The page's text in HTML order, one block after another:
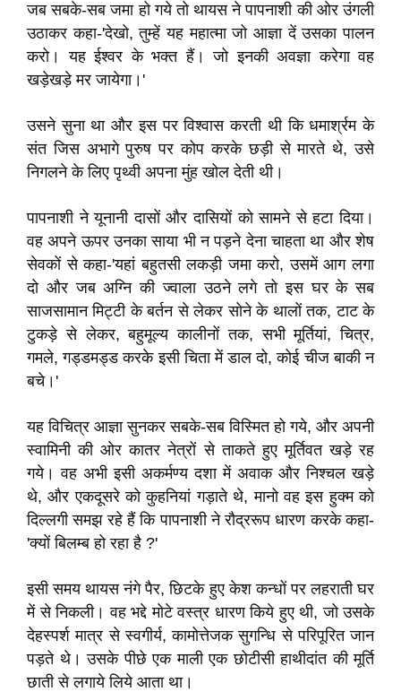
जब सबके-सब जमा हो गये तो थायस ने पापनाशी की ओर उंगली
उठाकर कहा-'देखो, तुम्हें यह महात्मा जो आज्ञा दें उसका पालन
करो। यह ईश्वर के भक्त हैं। जो इनकी अवज्ञा करेगा वह
खड़ेखड़े मर जायेगा।'
उसने सुना था और इस पर विश्वास करती थी कि धमार्श्रम के
संत जिस अभागे पुरुष पर कोप करके छड़ी से मारते थे, उसे
निगलने के लिए पृथ्वी अपना मुंह खोल देती थी।
पापनाशी ने यूनानी दासों और दासियों को सामने से हटा दिया।
वह अपने ऊपर उनका साया भी न पड़ने देना चाहता था और शेष
सेवकों से कहा-'यहां बहुतसी लकड़ी जमा करो, उसमें आग लगा
दो और जब अग्नि की ज्वाला उठने लगे तो इस घर के सब
साजसामान मिट्टी के बर्तन से लेकर सोने के थालों तक, टाट के
टुकड़े से लेकर, बहुमूल्य कालीनों तक, सभी मूर्तियां, चित्र,
गमले, गड्डमड्ड करके इसी चिता में डाल दो, कोई चीज बाकी न
बचे।'
यह विचित्र आज्ञा सुनकर सबके-सब विस्मित हो गये, और अपनी
स्वामिनी की ओर कातर नेत्रों से ताकते हुए मूर्तिवत खड़े रह
गये। वह अभी इसी अकर्मण्य दशा में अवाक और निश्चल खड़े
थे, और एकदूसरे को कुहनियां गड़ाते थे, मानो वह इस हुक्म को
दिल्लगी समझ रहे हैं कि पापनाशी ने रौद्ररूप धारण करके कहा-
'क्यों बिलम्ब हो रहा है ?'
इसी समय थायस नंगे पैर, छिटके हुए केश कन्धों पर लहराती घर
में से निकली। वह भद्दे मोटे वस्त्र धारण किये हुए थी, जो उसके
देहस्पर्श मात्र से स्वगीर्य, कामोत्तेजक सुगन्धि से परिपूरित जान
पड़ते थे। उसके पीछे एक माली एक छोटीसी हाथीदांत की मूर्ति
छाती से लगाये लिये आता था।